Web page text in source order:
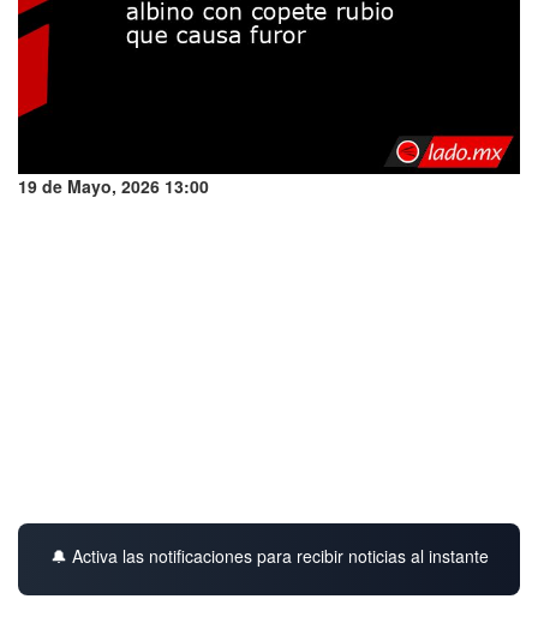
19 de Mayo, 2026 13:00
🔔 Activa las notificaciones para recibir noticias al instante